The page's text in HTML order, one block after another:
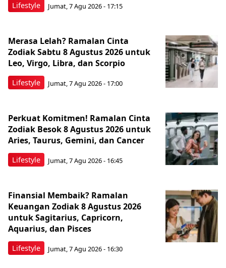
Lifestyle Jumat, 7 Agu 2026 - 17:15
Lifestyle
Merasa Lelah? Ramalan Cinta
Zodiak Sabtu 8 Agustus 2026 untuk
Leo, Virgo, Libra, dan Scorpio
Jumat, 7 Agu 2026 - 17:00
Lifestyle
Perkuat Komitmen! Ramalan Cinta
Zodiak Besok 8 Agustus 2026 untuk
Aries, Taurus, Gemini, dan Cancer
Jumat, 7 Agu 2026 - 16:45
Lifestyle
Finansial Membaik? Ramalan
Keuangan Zodiak 8 Agustus 2026
untuk Sagitarius, Capricorn,
Aquarius, dan Pisces
Jumat, 7 Agu 2026 - 16:30